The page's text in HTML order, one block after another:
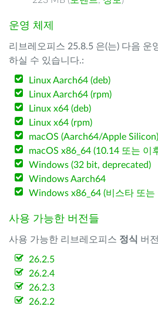
운영 체제
리브레오피스 25.8.5 은(는) 다음 운
하실 수 있습니다.:
Linux Aarch64 (deb)
Linux Aarch64 (rpm)
Linux x64 (deb)
Linux x64 (rpm)
macOS (Aarch64/Apple Silicon)
macOS x86_64 (10.14 또는 이
Windows (32 bit, deprecated)
Windows Aarch64
Windows x86_64 (비스타 또는
사용 가능한 버전들
사용 가능한 리브레오피스 정식 버
26.2.5
26.2.4
26.2.3
26.2.2